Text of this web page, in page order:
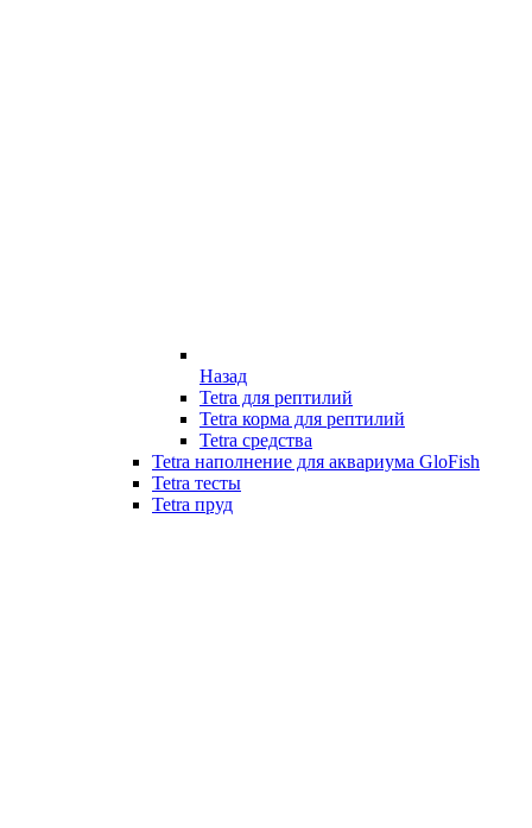
Назад
Tetra для рептилий
Tetra корма для рептилий
Tetra средства
Tetra наполнение для аквариума GloFish
Tetra тесты
Tetra пруд